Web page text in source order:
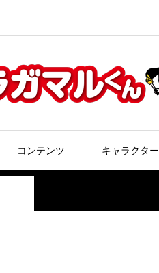
コンテンツ キャラクター